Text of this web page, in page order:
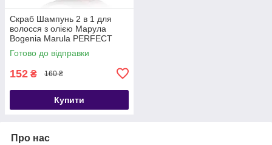
Скраб Шампунь 2 в 1 для
волосся з олією Марула
Bogenia Marula PERFECT
CLEAN 2-IN-1 SCALP SCRUB
+ SHAMPOO BG403
Готово до відправки
152 ₴ 160 ₴
Купити
Про нас